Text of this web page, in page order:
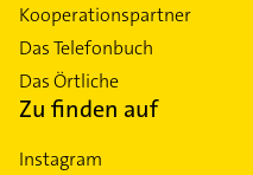
Kooperationspartner
Das Telefonbuch
Das Örtliche
Zu finden auf
Instagram